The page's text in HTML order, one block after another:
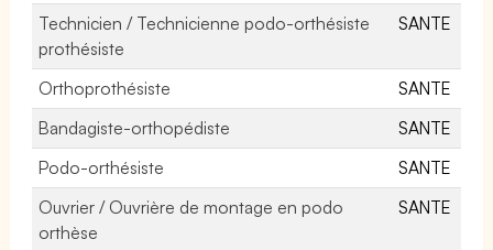
Technicien / Technicienne podo-orthésiste
prothésiste
SANTE
Orthoprothésiste
SANTE
Bandagiste-orthopédiste
SANTE
Podo-orthésiste
SANTE
Ouvrier / Ouvrière de montage en podo
orthèse
SANTE